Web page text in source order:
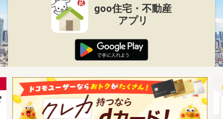
goo住宅・不動産
アプリ